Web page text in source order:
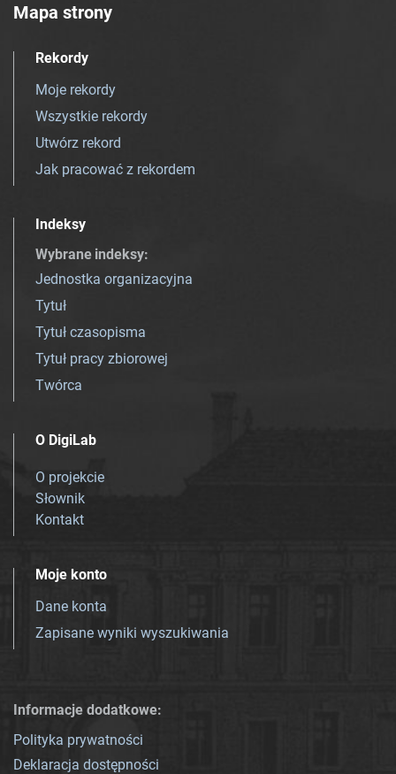
Mapa strony
Rekordy
Moje rekordy
Wszystkie rekordy
Utwórz rekord
Jak pracować z rekordem
Indeksy
Wybrane indeksy:
Jednostka organizacyjna
Tytuł
Tytuł czasopisma
Tytuł pracy zbiorowej
Twórca
O DigiLab
O projekcie
Słownik
Kontakt
Moje konto
Dane konta
Zapisane wyniki wyszukiwania
Informacje dodatkowe:
Polityka prywatności
Deklaracja dostępności